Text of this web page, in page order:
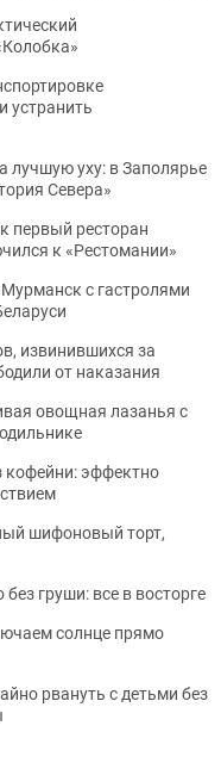
устранить
лучшую уху: в Заполярье
Севера»
первый ресторан
к «Рестомании»
с гастролями
извинившихся за
от наказания
овощная лазанья с
кофейни: эффектно
шифоновый торт,
груши: все в восторге
солнце прямо
рвануть с детьми без